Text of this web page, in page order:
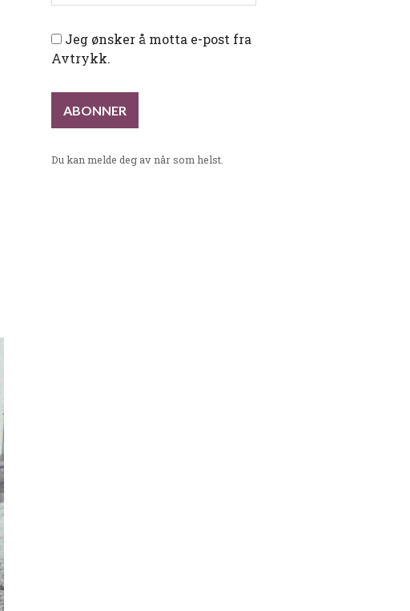
Jeg ønsker å motta e-post fra
Avtrykk.
Du kan melde deg av når som helst.